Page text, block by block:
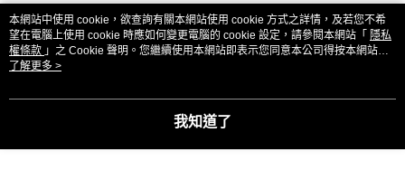
熱門標籤
本網站中使用 cookie，欲查詢有關本網站使用 cookie 方式之詳情，及若您不希
望在電腦上使用 cookie 時應如何變更電腦的 cookie 設定，請參閱本網站「 隱私
權條款 」之 Cookie 聲明。您繼續使用本網站即表示您同意本公司得按本網站使
用條款之 Cookie 聲明使用 cookie。
了解更多 >
我知道了